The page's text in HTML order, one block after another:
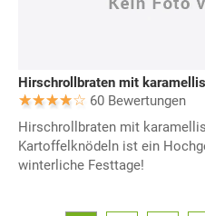
60 Bewertungen
Hirschrollbraten mit
Kartoffelknödeln ist ein
winterliche Festtage!